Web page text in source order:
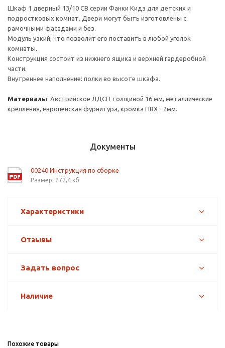
Шкаф 1 дверный 13/10 СВ серии Фанки Кидз для детских и
подростковых комнат. Двери могут быть изготовлены с
рамочными фасадами и без.
Модуль узкий, что позволит его поставить в любой уголок
комнаты.
Конструкция состоит из нижнего ящика и верхней гардеробной
части.
Внутреннее наполнение: полки во высоте шкафа.
Материалы: Австрийское ЛДСП толщиной 16 мм, металлические
крепления, европейская фурнитура, кромка ПВХ - 2мм.
Документы
00240 Инструкция по сборке
Размер: 272,4 кб
Характеристики
Отзывы
Задать вопрос
Наличие
Похожие товары